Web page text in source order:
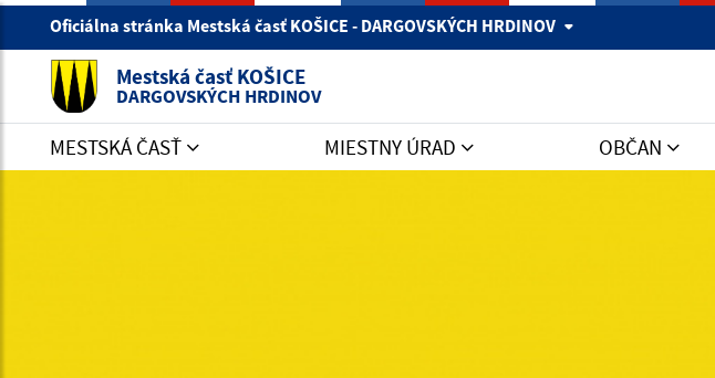
Oficiálna stránka Mestská časť KOŠICE - DARGOVSKÝCH HRDINOV
Mestská časť KOŠICE
DARGOVSKÝCH HRDINOV
MESTSKÁ ČASŤ MIESTNY ÚRAD OBČAN